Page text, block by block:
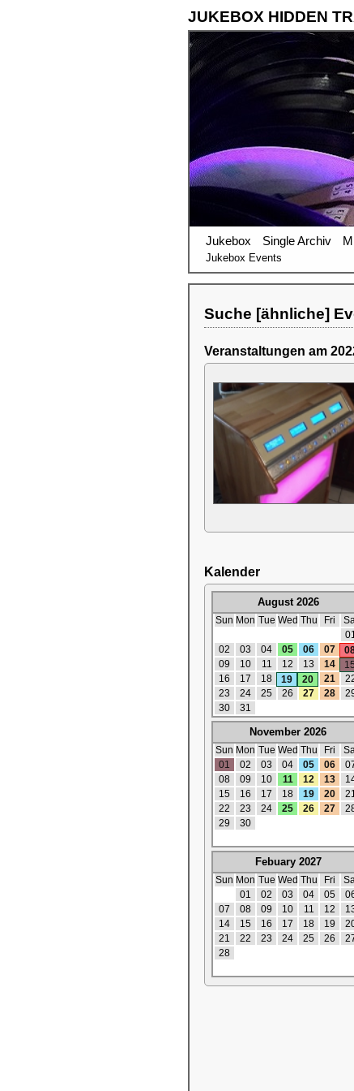
JUKEBOX HIDDEN
Jukebox Single Archiv
Jukebox Events
Suche [ähnliche]
Veranstaltungen am
Kalender
August 2026
Sun Mon Tue Wed Thu Fri
02
03 04 05 06 07
09
10 11 12 13 14
15
16
17 18 19 20 21
23
24 25 26 27 28
30
31
November 2026
Sun Mon Tue Wed Thu Fri
01
02 03 04 05 06
08
09 10 11 12 13
15
16 17 18 19 20
22
23 24 25 26 27
29
30
Febuary 2027
Sun Mon Tue Wed Thu Fri
01
02 03 04 05
07
08 09 10 11 12
14
15 16 17 18 19
21
22 23 24 25 26
28